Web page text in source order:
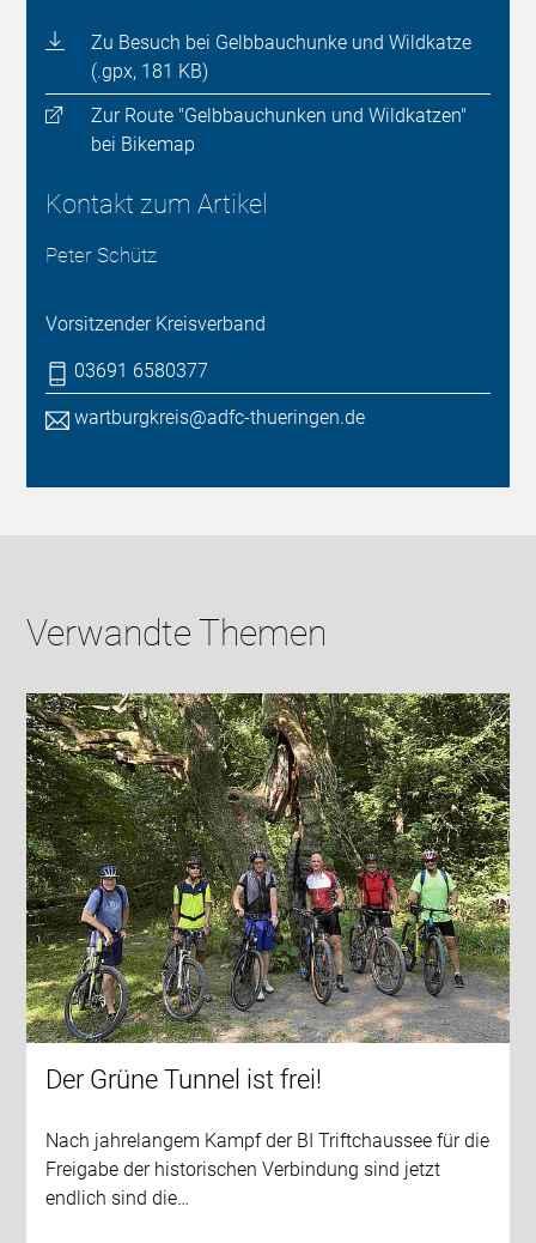
Zu Besuch bei Gelbbauchunke und Wildkatze
(.gpx, 181 KB)
Zur Route "Gelbbauchunken und Wildkatzen"
bei Bikemap
Kontakt zum Artikel
Peter Schütz
Vorsitzender Kreisverband
03691 6580377
wartburgkreis@adfc-thueringen.de
Verwandte Themen
Der Grüne Tunnel ist frei!
Nach jahrelangem Kampf der BI Triftchaussee für die
Freigabe der historischen Verbindung sind jetzt
endlich sind die…